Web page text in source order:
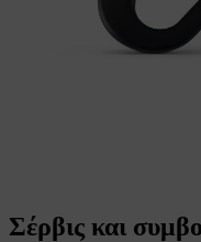
Σέρβις και